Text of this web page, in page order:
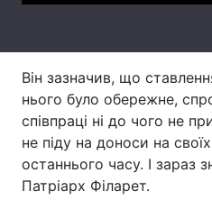
Лонгріди
Інтерв'ю
Архів
Контакти
Він зазначив, що
нього було обережне,
співпраці ні до чого не
не піду на доноси на
останнього часу. І зараз
Патріарх Філарет.